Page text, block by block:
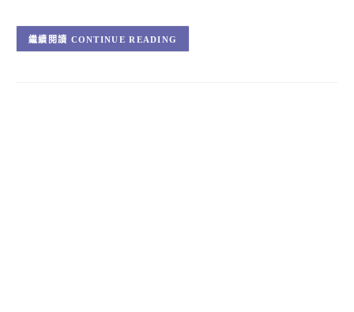
CONTINUE READING